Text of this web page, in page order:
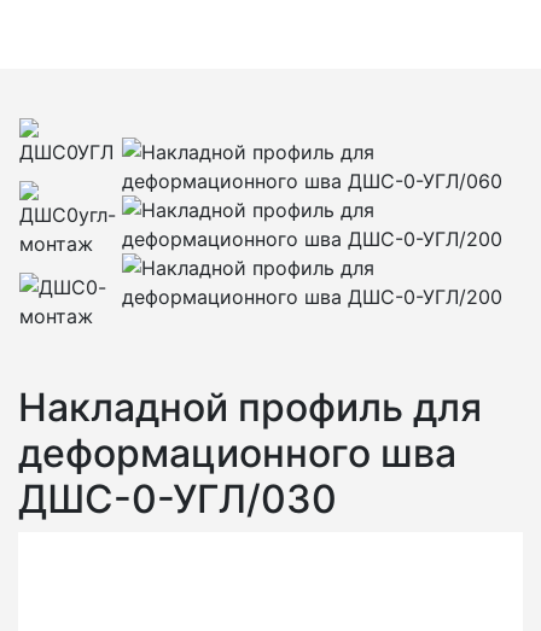
Накладной профиль для
деформационного шва
ДШС-0-УГЛ/030